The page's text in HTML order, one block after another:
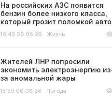
На российских АЗС появится
бензин более низкого класса,
который грозит поломкой авто
16:43 06.08.26 Жизнь
Жителей ЛНР попросили
экономить электроэнергию
за аномальной жары
15:59 06.08.26 Погода